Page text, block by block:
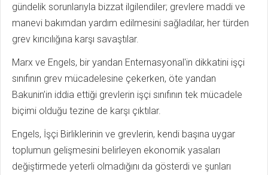
gündelik sorunlarıyla bizzat ilgilendiler; grevlere maddi ve
manevi bakımdan yardım edilmesini sağladılar, her türden
grev kırıcılığına karşı savaştılar.
Marx ve Engels, bir yandan Enternasyonal'in dikkatini işçi
sınıfının grev mücadelesine çekerken, öte yandan
Bakunin’in iddia ettiği grevlerin işçi sınıfının tek mücadele
biçimi olduğu tezine de karşı çıktılar.
Engels, İşçi Birliklerinin ve grevlerin, kendi başına uygar
toplumun gelişmesini belirleyen ekonomik yasaları
değiştirmede yeterli olmadığını da gösterdi ve şunları